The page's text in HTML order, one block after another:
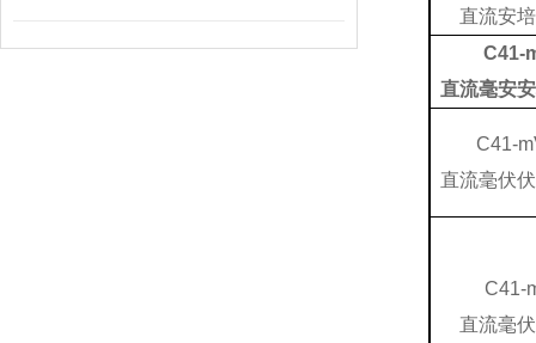
直流安
C41-
直流毫安
C41-
直流毫伏
C41-
直流毫